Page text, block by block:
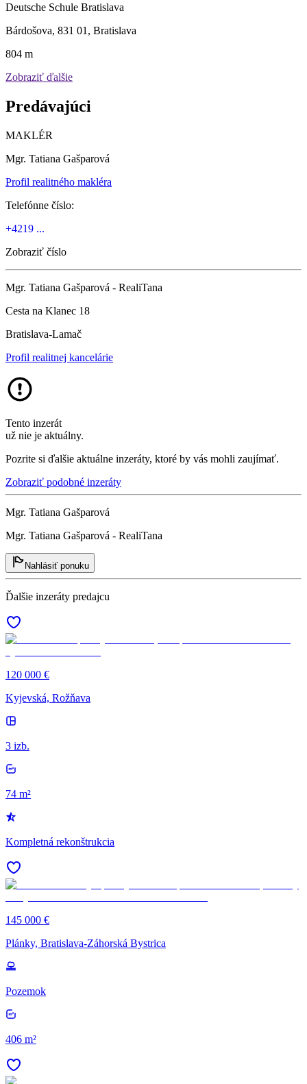
Deutsche Schule Bratislava
Bárdošova, 831 01, Bratislava
804 m
Zobraziť ďalšie
Predávajúci
MAKLÉR
Mgr. Tatiana Gašparová
Profil realitného makléra
Telefónne číslo:
+4219 ...
Zobraziť číslo
Mgr. Tatiana Gašparová - RealiTana
Cesta na Klanec 18
Bratislava-Lamač
Profil realitnej kancelárie
Tento inzerát
už nie je aktuálny.
Pozrite si ďalšie aktuálne inzeráty, ktoré by vás mohli zaujímať.
Zobraziť podobné inzeráty
Mgr. Tatiana Gašparová
Mgr. Tatiana Gašparová - RealiTana
Nahlásiť ponuku
Ďalšie inzeráty predajcu
120 000 €
Kyjevská, Rožňava
3 izb.
74 m²
Kompletná rekonštrukcia
145 000 €
Plánky, Bratislava-Záhorská Bystrica
Pozemok
406 m²